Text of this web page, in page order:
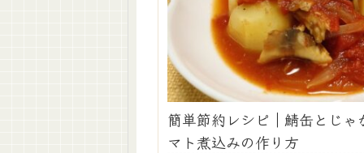
簡単節約レシピ｜鯖缶とじゃ
マト煮込みの作り方